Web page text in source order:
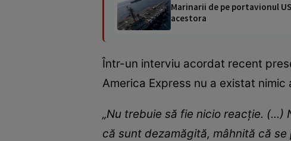
Marinarii de pe portavionul
acestora
Într-un interviu acordat recent
America Express nu a existat
„Nu trebuie să fie nicio reacție.
că sunt dezamăgită, mâhnită că